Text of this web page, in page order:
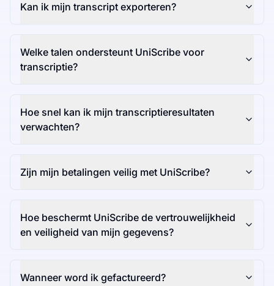
Kan ik mijn transcript exporteren?
Welke talen ondersteunt UniScribe voor
transcriptie?
Hoe snel kan ik mijn transcriptieresultaten
verwachten?
Zijn mijn betalingen veilig met UniScribe?
Hoe beschermt UniScribe de vertrouwelijkheid
en veiligheid van mijn gegevens?
Wanneer word ik gefactureerd?